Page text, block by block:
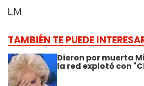
L.M
TAMBIÉN TE PUEDE
Dieron por muerta
la red explotó con